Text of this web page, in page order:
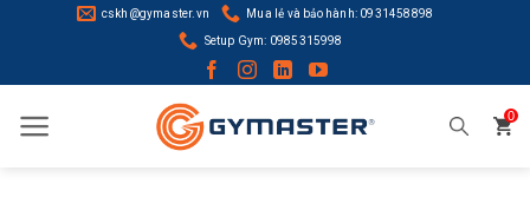
cskh@gymaster.vn Mua lẻ và bảo hành: 0931458898
Setup Gym: 0985315998
0